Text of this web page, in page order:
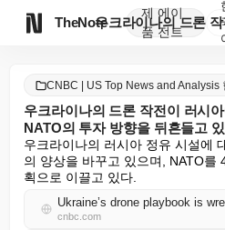
TheNote
제
품
에이
전트
CNBC | US Top News and Analysis
우크라이나의 드론 작전이 러시
NATO의 투자 방향을 뒤흔들고
우크라이나의 러시아 정유 시설에
의 양상을 바꾸고 있으며, NATO를
획으로 이끌고 있다.
cnbc.com